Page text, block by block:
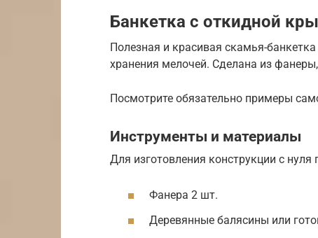
Банкетка с откидной
Полезная и красивая скамья-
хранения мелочей. Сделана из
Посмотрите обязательно примеры
Инструменты и материалы
Для изготовления конструкции с нуля
Фанера 2 шт.
Деревянные балясины или